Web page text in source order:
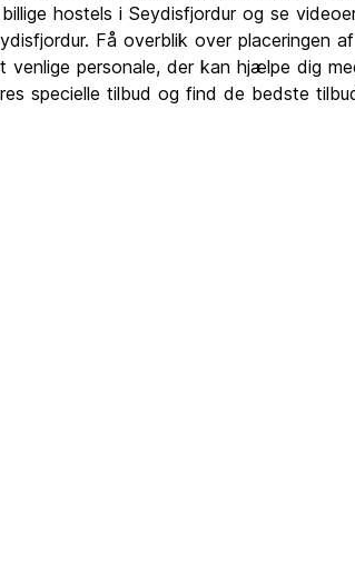
hostels i Seydisfjordur og se
Få overblik over placeringen
venlige personale, der kan hjælpe dig
specielle tilbud og find de bedste